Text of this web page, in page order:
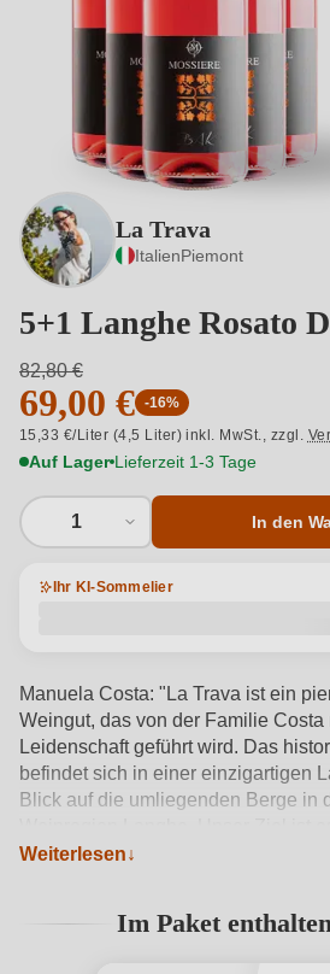
La Trava
ItalienPiemont
5+1 Langhe Rosato
82,80 €
69,00 € -16%
15,33 €/Liter (4,5 Liter) inkl. MwSt., zzgl.
Auf Lager Lieferzeit 1-3 Tage
1 In den
Ihr KI-Sommelier
Manuela Costa: "La Trava ist ein
Weingut, das von der Familie Costa
Leidenschaft geführt wird. Das
befindet sich in einer einzigartigen
Blick auf die umliegenden Berge in
zu kreieren, die durch den
einer hellrosa Farbe, reichen und
Weiterlesen
Im Paket